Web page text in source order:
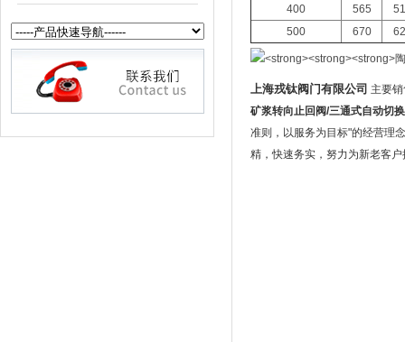
400
565
500
670
上海戎钛阀门有限公司 主要
矿浆转向止回阀/三通式自动切
准则，以服务为目标"的经营理
精，快速务实，努力为新老客